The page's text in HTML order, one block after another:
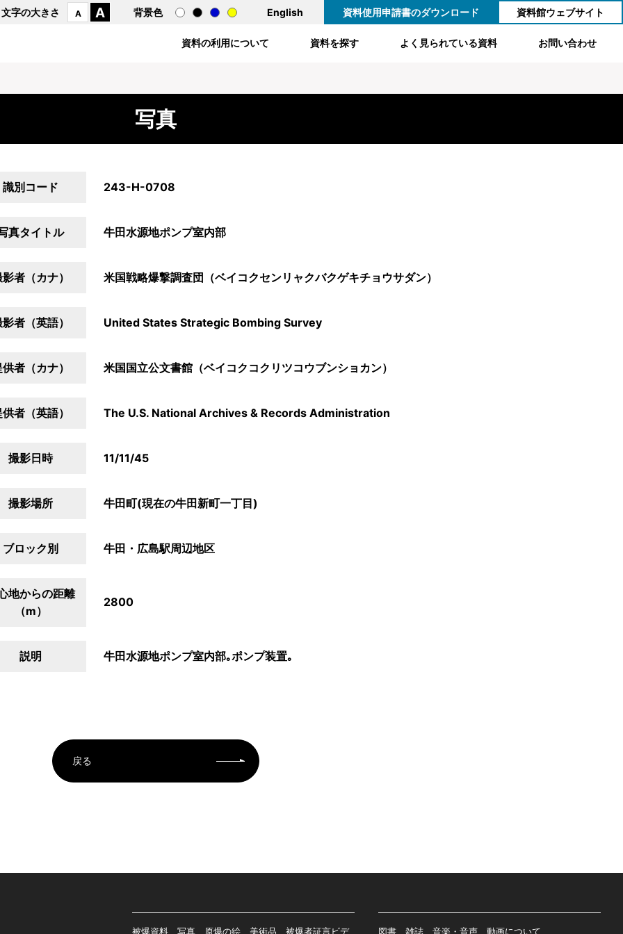
文字の大きさ A A 背景色 English 資料使用申請書のダウンロード 資料館ウェブサイト
資料の利用について 資料を探す よく見られている資料 お問い合わせ
写真
識別コード 243-H-0708
真タイトル 牛田水源地ポンプ室内部
者（カナ） 米国戦略爆撃調査団（ベイコクセンリャクバクゲキチョウサダン）
者（英語） United States Strategic Bombing Survey
者（カナ） 米国国立公文書館（ベイコクコクリツコウブンショカン）
者（英語） The U.S. National Archives & Records Administration
撮影日時 11/11/45
撮影場所 牛田町(現在の牛田新町一丁目)
ブロック別 牛田・広島駅周辺地区
地からの距離
（m）
2800
説明 牛田水源地ポンプ室内部｡ポンプ装置｡
戻る
被爆資料、写真、原爆の絵、美術品、被爆者証言ビデ 図書、雑誌、音楽・音声、動画について